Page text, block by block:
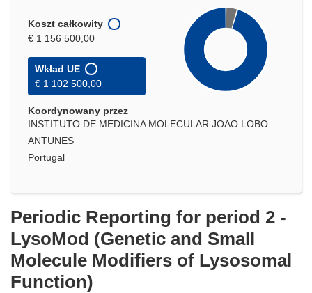
Koszt całkowity
€ 1 156 500,00
Wkład UE
€ 1 102 500,00
Koordynowany przez
INSTITUTO DE MEDICINA MOLECULAR JOAO LOBO
ANTUNES
Portugal
Periodic Reporting for period 2 -
LysoMod (Genetic and Small
Molecule Modifiers of Lysosomal
Function)